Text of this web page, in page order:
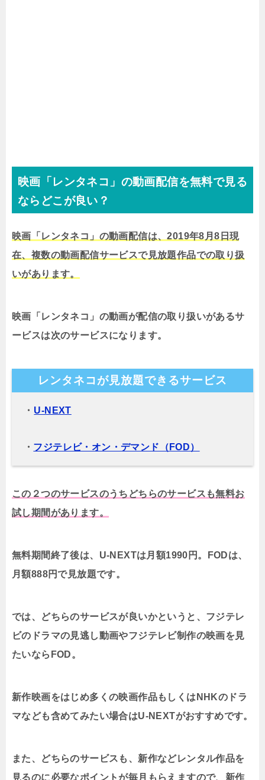
映画「レンタネコ」の動画配信を無料で見る
ならどこが良い？
映画「レンタネコ」の動画配信は、2019年8月8日現
在、複数の動画配信サービスで見放題作品での取り扱
いがあります。
映画「レンタネコ」の動画が配信の取り扱いがあるサ
ービスは次のサービスになります。
レンタネコが見放題できるサービス
・ U-NEXT
・ フジテレビ・オン・デマンド（FOD）
この２つのサービスのうちどちらのサービスも無料お
試し期間があります。
無料期間終了後は、U-NEXTは月額1990円。FODは、
月額888円で見放題です。
では、どちらのサービスが良いかというと、フジテレ
ビのドラマの見逃し動画やフジテレビ制作の映画を見
たいならFOD。
新作映画をはじめ多くの映画作品もしくはNHKのドラ
マなども含めてみたい場合はU-NEXTがおすすめです。
また、どちらのサービスも、新作などレンタル作品を
見るのに必要なポイントが毎月もらえますので、新作